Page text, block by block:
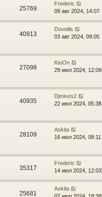
25769
Frederic
09 авг 2024, 14:07
40913
Dovelils
03 авг 2024, 09:05
27098
KtoOn
29 июл 2024, 12:09
40935
Djmixes2
22 июл 2024, 05:38
28109
Askita
16 июл 2024, 08:11
35317
Frederic
14 июл 2024, 12:03
25681
Askita